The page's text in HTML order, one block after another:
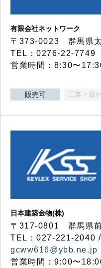
有限会社ネットワーク
〒373-0023 群馬県
TEL：0276-22-7749
営業時間：8:30〜
販売可 工事・取
日本建築金物(株)
〒317‐0801 群馬県
TEL：027-221-2040
gcww616@ybb.ne.jp
営業時間：9:00〜